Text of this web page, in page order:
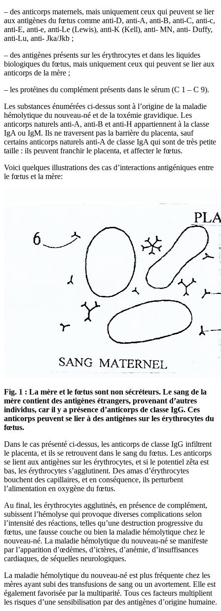
– des anticorps maternels, mais uniquement ceux qui peuvent se lier
aux antigènes du fœtus comme anti-D, anti-A, anti-B, anti-C, anti-c,
anti-E, anti-e, anti-Le (Lewis), anti-K (Kell), anti- MN, anti- Duffy,
anti-Lu, anti- Jka/Jkb ;
– des antigènes présents sur les érythrocytes et dans les liquides
biologiques du fœtus, mais uniquement ceux qui peuvent se lier aux
anticorps de la mère ;
– les protéines du complément présents dans le sérum (C 1 – C 9).
Les substances énumérées ci-dessus sont à l’origine de la maladie
hémolytique du nouveau-né et de la toxémie gravidique. Les
anticorps naturels anti-A, anti-B et anti-H appartiennent à la classe
IgA ou IgM. Ils ne traversent pas la barrière du placenta, sauf
certains anticorps naturels anti-A de classe IgA qui sont de très petite
taille : ils peuvent franchir le placenta, et affecter le fœtus.
Voici quelques illustrations des cas d’interactions antigéniques entre
le fœtus et la mère:
Fig. 1 : La mère et le fœtus sont non sécréteurs. Le sang de la
mère contient des antigènes étrangers, provenant d’autres
individus, car il y a présence d’anticorps de classe IgG. Ces
anticorps peuvent se lier à des antigènes sur les érythrocytes du
fœtus.
Dans le cas présenté ci-dessus, les anticorps de classe IgG infiltrent
le placenta, et ils se retrouvent dans le sang du fœtus. Les anticorps
se lient aux antigènes sur les érythrocytes, et si le potentiel zêta est
bas, les érythrocytes s’agglutinent. Des amas d’érythrocytes
bouchent des capillaires, et en conséquence, ils perturbent
l’alimentation en oxygène du fœtus.
Au final, les érythrocytes agglutinés, en présence de complément,
subissent l’hémolyse qui provoque diverses complications selon
l’intensité des réactions, telles qu’une destruction progressive du
fœtus, une fausse couche ou bien la maladie hémolytique chez le
nouveau-né. La maladie hémolytique du nouveau-né se manifeste
par l’apparition d’œdèmes, d’ictères, d’anémie, d’insuffisances
cardiaques, de séquelles neurologiques.
La maladie hémolytique du nouveau-né est plus fréquente chez les
mères ayant subi des transfusions de sang ou un avortement. Elle est
également favorisée par la multiparité. Tous ces facteurs multiplient
les risques d’une sensibilisation par des antigènes d’origine humaine.